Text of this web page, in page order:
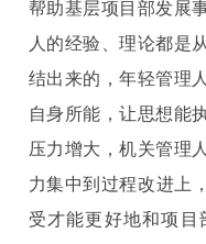
帮助基层项目部发展
人的经验、理论都是
结出来的，年轻管理
自身所能，让思想能
压力增大，机关管理
力集中到过程改进上
受才能更好地和项